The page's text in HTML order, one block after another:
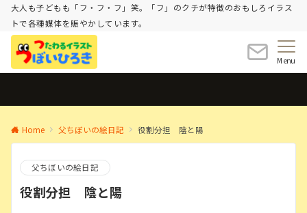
大人も子どもも「フ・フ・フ」笑。「フ」のクチが特徴のおもしろイラス
トで各種媒体を賑やかしています。
Menu
Home 父ちぼいの絵日記 役割分担 陰と陽
父ちぼいの絵日記
役割分担 陰と陽